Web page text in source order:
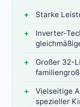
Starke
Inverter-
Großer 32-
Vielseitige
spezieller